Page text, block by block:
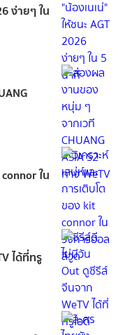
ง่ายๆ ใน
ใน
ได้ที่ทรู